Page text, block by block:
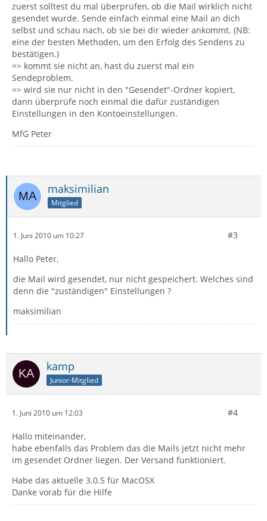
zuerst solltest du mal überprüfen, ob die Mail wirklich nicht
gesendet wurde. Sende einfach einmal eine Mail an dich
selbst und schau nach, ob sie bei dir wieder ankommt. (NB:
eine der besten Methoden, um den Erfolg des Sendens zu
bestätigen.)
=> kommt sie nicht an, hast du zuerst mal ein
Sendeproblem.
=> wird sie nur nicht in den "Gesendet"-Ordner kopiert,
dann überprüfe noch einmal die dafür zuständigen
Einstellungen in den Kontoeinstellungen.
MfG Peter
maksimilian
Mitglied
1. Juni 2010 um 10:27 #3
Hallo Peter,
die Mail wird gesendet, nur nicht gespeichert. Welches sind
denn die "zuständigen" Einstellungen ?
maksimilian
kamp
Junior-Mitglied
1. Juni 2010 um 12:03 #4
Hallo miteinander,
habe ebenfalls das Problem das die Mails jetzt nicht mehr
im gesendet Ordner liegen. Der Versand funktioniert.
Habe das aktuelle 3.0.5 für MacOSX
Danke vorab für die Hilfe